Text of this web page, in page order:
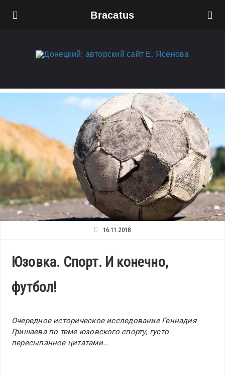
Bracatus
16.11.2018
Юзовка. Спорт. И конечно,
футбол!
Очередное историческое исследование Геннадия
Гришаева по теме юзовского спорту, густо
пересыпанное цитатами…